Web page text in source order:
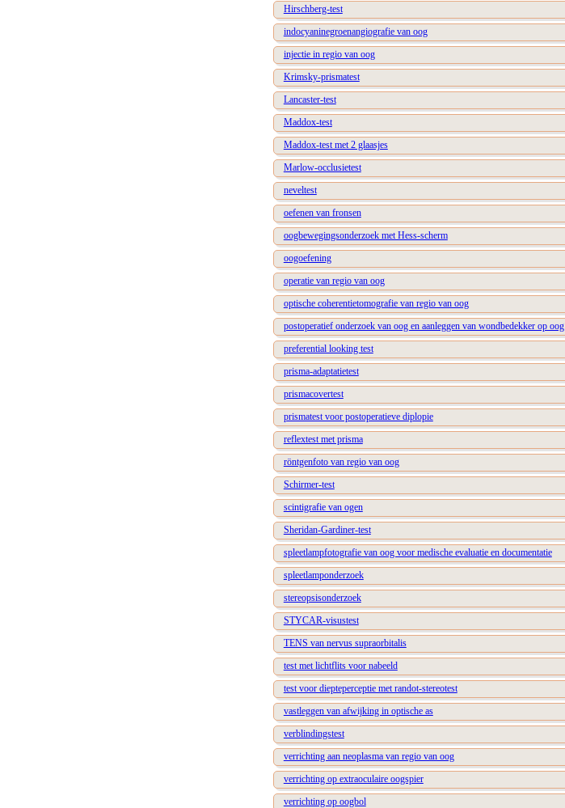
Hirschberg-test
indocyaninegroenangiografie van oog
injectie in regio van oog
Krimsky-prismatest
Lancaster-test
Maddox-test
Maddox-test met 2 glaasjes
Marlow-occlusietest
neveltest
oefenen van fronsen
oogbewegingsonderzoek met Hess-scherm
oogoefening
operatie van regio van oog
optische coherentietomografie van regio van oog
postoperatief onderzoek van oog en aanleggen van wondbedekker op oog
preferential looking test
prisma-adaptatietest
prismacovertest
prismatest voor postoperatieve diplopie
reflextest met prisma
röntgenfoto van regio van oog
Schirmer-test
scintigrafie van ogen
Sheridan-Gardiner-test
spleetlampfotografie van oog voor medische evaluatie en documentatie
spleetlamponderzoek
stereopsisonderzoek
STYCAR-visustest
TENS van nervus supraorbitalis
test met lichtflits voor nabeeld
test voor diepteperceptie met randot-stereotest
vastleggen van afwijking in optische as
verblindingstest
verrichting aan neoplasma van regio van oog
verrichting op extraoculaire oogspier
verrichting op oogbol